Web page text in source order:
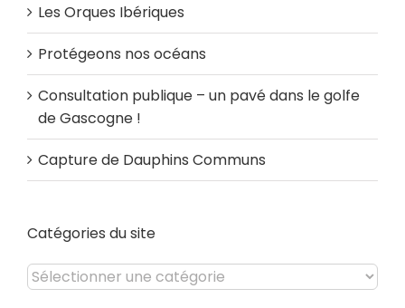
Les Orques Ibériques
Protégeons nos océans
Consultation publique – un pavé dans le golfe
de Gascogne !
Capture de Dauphins Communs
Catégories du site
Catégories
du